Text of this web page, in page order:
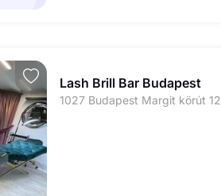
Lash Brill Bar Budapest
1027 Budapest Margit körút